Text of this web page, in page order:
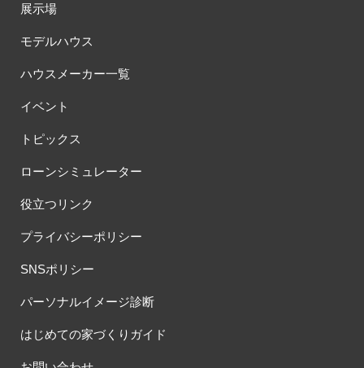
展示場
モデルハウス
ハウスメーカー一覧
イベント
トピックス
ローンシミュレーター
役立つリンク
プライバシーポリシー
SNSポリシー
パーソナルイメージ診断
はじめての家づくりガイド